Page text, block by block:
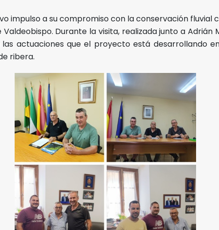
impulso a su compromiso con la conservación
Durante la visita, realizada junto a Adrián
las actuaciones que el proyecto está desarrollando
ribera.